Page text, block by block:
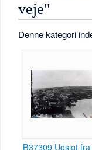
veje"
Denne kategori